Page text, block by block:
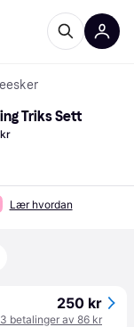
Triks Sett
Lær hvordan
250 kr
betalinger av 86 kr